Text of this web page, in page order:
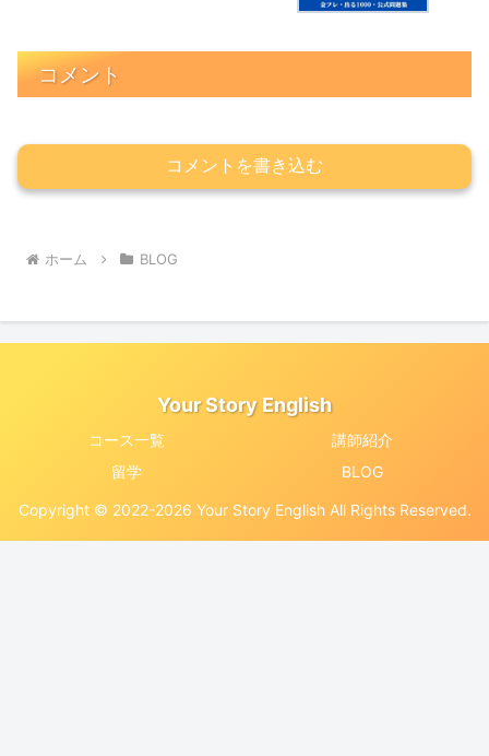
コメント
コメントを書き込む
ホーム BLOG
Your Story English
コース一覧
講師紹介
留学
BLOG
Copyright © 2022-2026 Your Story English All Rights Reserved.